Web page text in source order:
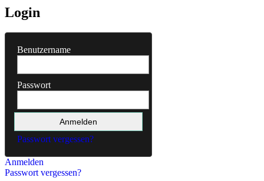
Login
Benutzername
Passwort
Passwort vergessen?
Anmelden
Passwort vergessen?